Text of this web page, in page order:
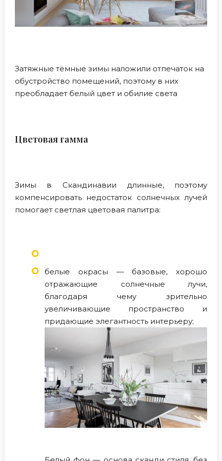
Затяжные тёмные зимы наложили отпечаток на
обустройство помещений, поэтому в них
преобладает белый цвет и обилие света
Цветовая гамма
Зимы в Скандинавии длинные, поэтому
компенсировать недостаток солнечных лучей
помогает светлая цветовая палитра:
белые окрасы — базовые, хорошо
отражающие солнечные лучи,
благодаря чему зрительно
увеличивающие пространство и
придающие элегантность интерьеру;